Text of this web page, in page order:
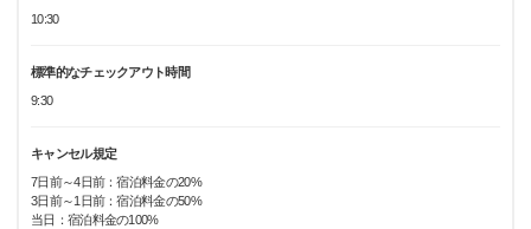
10:30
標準的なチェックアウト時間
9:30
キャンセル規定
7日前～4日前：宿泊料金の20%
3日前～1日前：宿泊料金の50%
当日：宿泊料金の100%